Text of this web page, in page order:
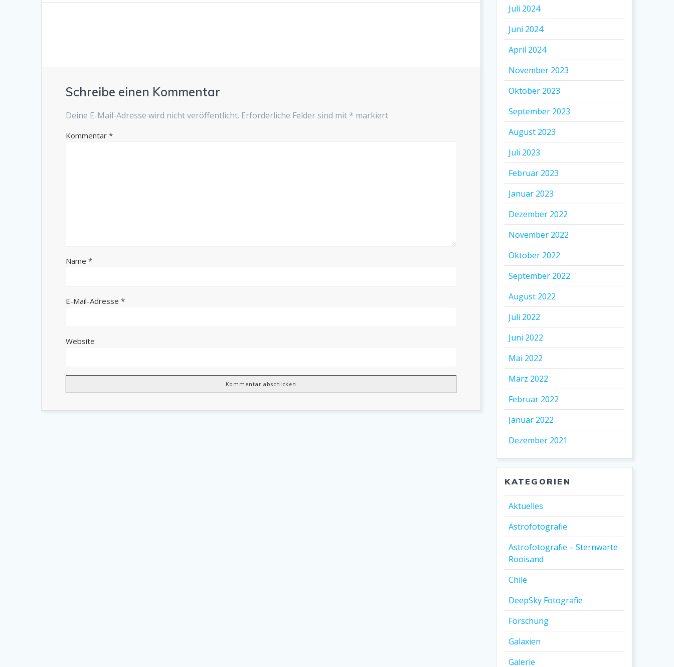
Schreibe einen Kommentar
Deine E-Mail-Adresse wird nicht veröffentlicht. Erforderliche Felder sind mit * markiert
Kommentar*
Name*
E-Mail-Adresse*
Website
Juli 2024
Juni 2024
April 2024
November 2023
Oktober 2023
September 2023
August 2023
Juli 2023
Februar 2023
Januar 2023
Dezember 2022
November 2022
Oktober 2022
September 2022
August 2022
Juli 2022
Juni 2022
Mai 2022
März 2022
Februar 2022
Januar 2022
Dezember 2021
KATEGORIEN
Aktuelles
Astrofotografie
Astrofotografie – Sternwarte
Rooisand
Chile
DeepSky Fotografie
Forschung
Galaxien
Galerie